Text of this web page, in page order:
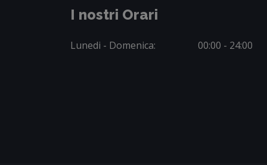
I nostri Orari
Lunedi - Domenica: 00:00 - 24:00